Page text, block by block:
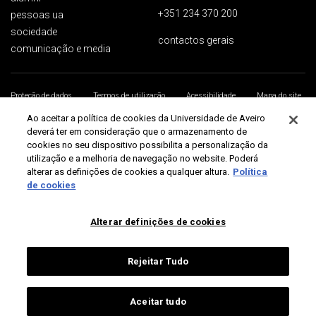
pessoas ua
sociedade
comunicação e media
+351 234 370 200
contactos gerais
Proteção de dados Termos de utilização Acessibilidade
Mapa do site
Universidade de Aveiro 2026
Ao aceitar a política de cookies da Universidade de Aveiro
deverá ter em consideração que o armazenamento de
cookies no seu dispositivo possibilita a personalização da
utilização e a melhoria de navegação no website. Poderá
alterar as definições de cookies a qualquer altura. Política
de cookies
Alterar definições de cookies
Rejeitar Tudo
Aceitar tudo